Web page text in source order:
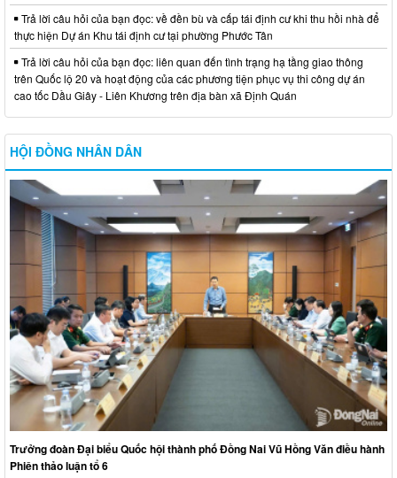
Trả lời câu hỏi của bạn đọc: về đền bù và cấp tái định cư khi thu hồi nhà để
thực hiện Dự án Khu tái định cư tại phường Phước Tân
Trả lời câu hỏi của bạn đọc: liên quan đến tình trạng hạ tầng giao thông
trên Quốc lộ 20 và hoạt động của các phương tiện phục vụ thi công dự án
cao tốc Dầu Giây - Liên Khương trên địa bàn xã Định Quán
HỘI ĐỒNG NHÂN DÂN
Trưởng đoàn Đại biểu Quốc hội thành phố Đồng Nai Vũ Hồng Văn điều hành
Phiên thảo luận tổ 6